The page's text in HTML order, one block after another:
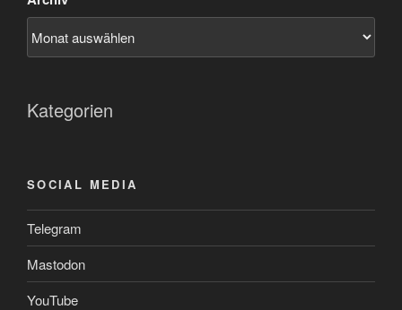
Kategorien
SOCIAL MEDIA
Telegram
Mastodon
YouTube